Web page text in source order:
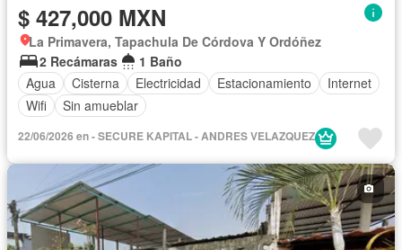
$ 427,000 MXN
La Primavera, Tapachula De Córdova Y Ordóñez
2 Recámaras
1 Baño
Agua
Cisterna Electricidad Estacionamiento
Internet
Wifi
Sin amueblar
22/06/2026 en - SECURE KAPITAL - ANDRES VELAZQUEZ